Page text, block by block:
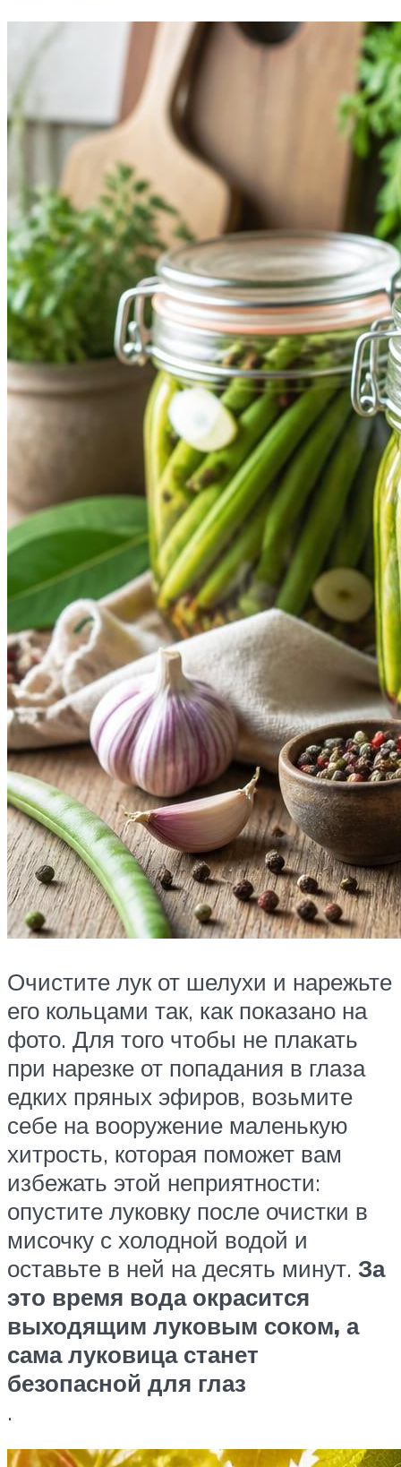
Очистите лук от шелухи и нарежьте
его кольцами так, как показано на
фото. Для того чтобы не плакать
при нарезке от попадания в глаза
едких пряных эфиров, возьмите
себе на вооружение маленькую
хитрость, которая поможет вам
избежать этой неприятности:
опустите луковку после очистки в
мисочку с холодной водой и
оставьте в ней на десять минут. За
это время вода окрасится
выходящим луковым соком, а
сама луковица станет
безопасной для глаз
.